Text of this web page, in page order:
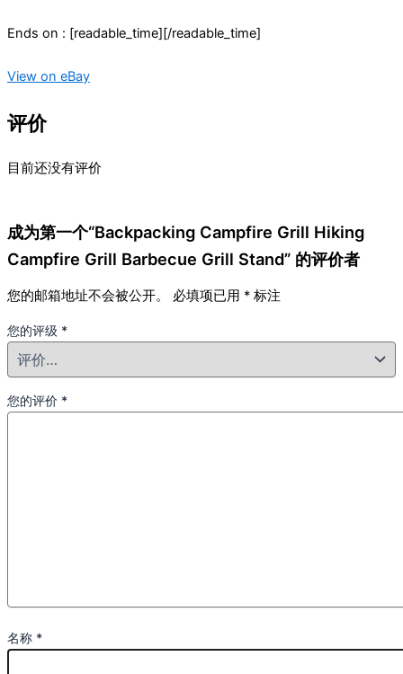
Ends on : [readable_time][/readable_time]
View on eBay
评价
目前还没有评价
成为第一个“Backpacking Campfire Grill Hiking
Campfire Grill Barbecue Grill Stand” 的评价者
您的邮箱地址不会被公开。 必填项已用 * 标注
您的评级 *
您的评价 *
名称 *